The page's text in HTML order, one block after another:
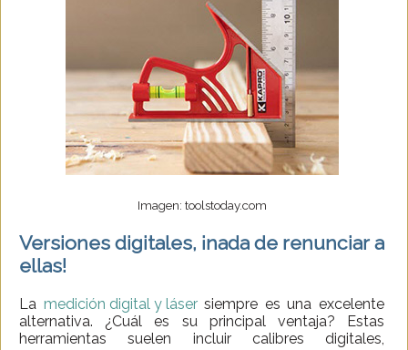
Imagen: toolstoday.com
Versiones digitales, ¡nada de renunciar a
ellas!
La medición digital y lásersiempre es una excelente
alternativa. ¿Cuál es su principal ventaja? Estas
herramientas suelen incluir calibres digitales,